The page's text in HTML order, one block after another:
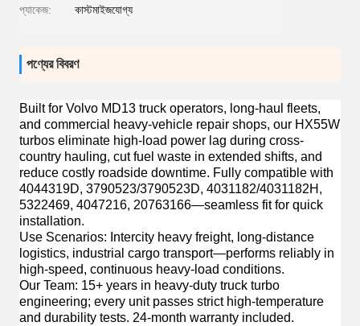
প্যাকেজ: কাস্টমাইজযোগ্য
পণ্যের বিবরণ
Built for Volvo MD13 truck operators, long-haul fleets,
and commercial heavy-vehicle repair shops, our HX55W
turbos eliminate high-load power lag during cross-
country hauling, cut fuel waste in extended shifts, and
reduce costly roadside downtime. Fully compatible with
4044319D, 3790523/3790523D, 4031182/4031182H,
5322469, 4047216, 20763166—seamless fit for quick
installation.
Use Scenarios: Intercity heavy freight, long-distance
logistics, industrial cargo transport—performs reliably in
high-speed, continuous heavy-load conditions.
Our Team: 15+ years in heavy-duty truck turbo
engineering; every unit passes strict high-temperature
and durability tests. 24-month warranty included.